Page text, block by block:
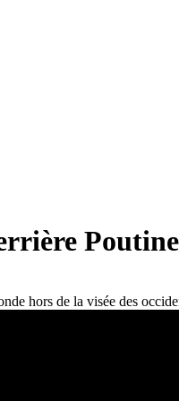
hors de la visée des